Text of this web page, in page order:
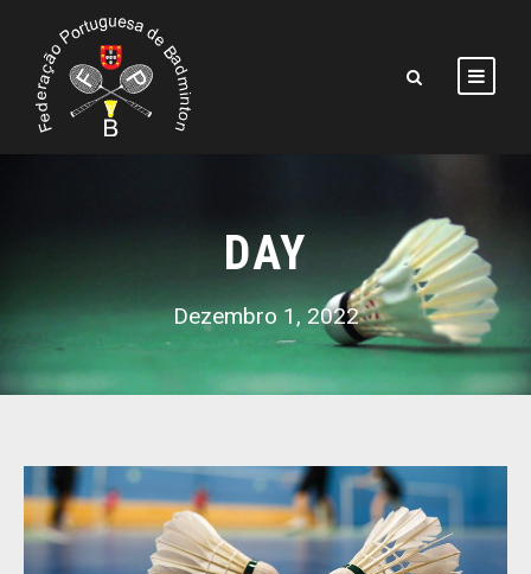
DAY
Dezembro 1, 2022